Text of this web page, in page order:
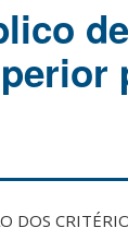
DOS